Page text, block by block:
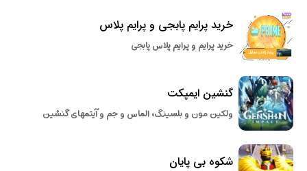
خرید پرایم پابجی و پرایم پلاس
خرید پرایم و پرایم پلاس پابجی
گنشین ایمپکت
ولکین مون و بلسینگ، الماس و جم و آیتمهای گنشین
شکوه بی پایان